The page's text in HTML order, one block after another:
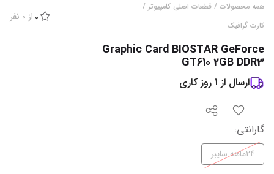
همه محصولات / قطعات اصلی کامپیوتر /
کارت گرافیک
0 از 0 نفر
Graphic Card BIOSTAR GeForce
GT610 2GB DDR3
ارسال از 1 روز کاری
گارانتی:
24ماهه سایبر